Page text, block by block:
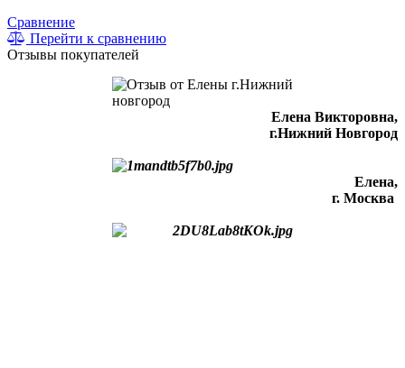
Сравнение
Перейти к сравнению
Отзывы покупателей
Елена Викторовна,
г.Нижний Новгород
Елена,
г. Москва